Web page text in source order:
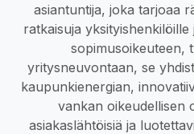
asiantuntija, joka tarjoaa
ratkaisuja
sopimusoikeuteen,
yritysneuvontaan, se
kaupunkienergian,
vankan oikeudellisen
asiakaslähtöisiä ja